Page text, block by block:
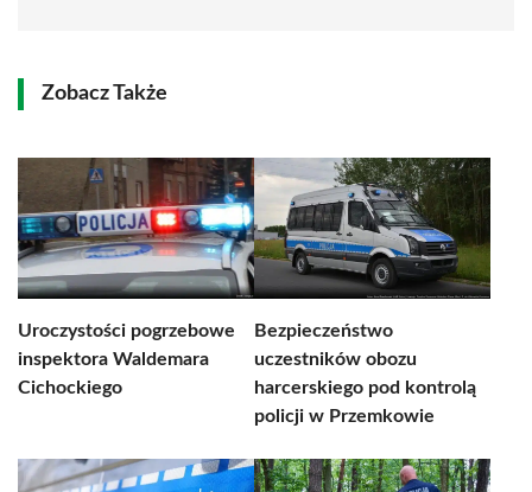
Zobacz Także
Uroczystości pogrzebowe
inspektora Waldemara
Cichockiego
Bezpieczeństwo
uczestników obozu
harcerskiego pod kontrolą
policji w Przemkowie